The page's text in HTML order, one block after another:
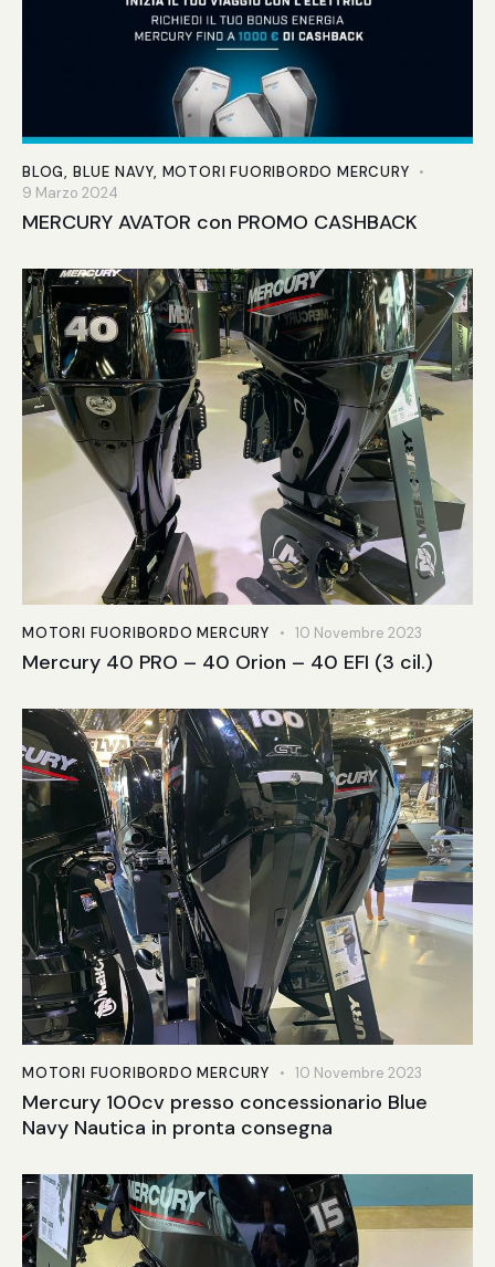
BLOG, BLUE NAVY, MOTORI FUORIBORDO MERCURY
9 Marzo 2024
MERCURY AVATOR con PROMO CASHBACK
MOTORI FUORIBORDO MERCURY 10 Novembre 2023
Mercury 40 PRO – 40 Orion – 40 EFI (3 cil.)
MOTORI FUORIBORDO MERCURY 10 Novembre 2023
Mercury 100cv presso concessionario Blue
Navy Nautica in pronta consegna